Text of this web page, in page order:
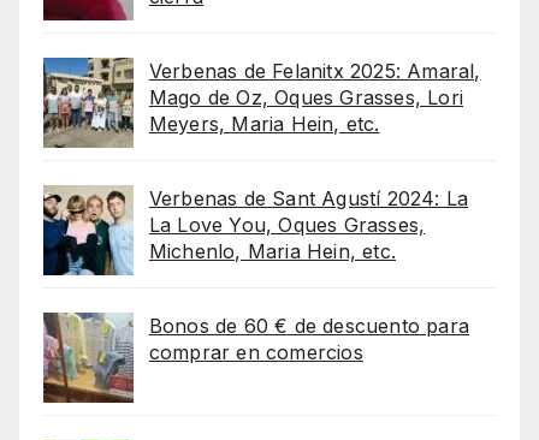
Verbenas de Felanitx 2025: Amaral,
Mago de Oz, Oques Grasses, Lori
Meyers, Maria Hein, etc.
Verbenas de Sant Agustí 2024: La
La Love You, Oques Grasses,
Michenlo, Maria Hein, etc.
Bonos de 60 € de descuento para
comprar en comercios